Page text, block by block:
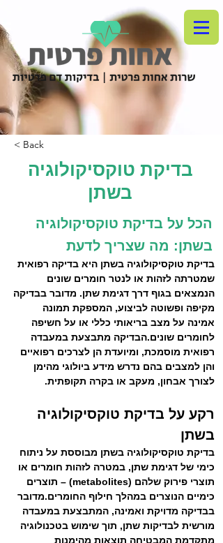
< Back
בדיקת טוקסיקולוגיה
בשתן
הכל על בדיקת טוקסיקולוגיה
בשתן: מה שצריך לדעת
בדיקת טוקסיקולוגיה בשתן היא בדיקה רפואית
שמטרתה לזהות או לנטר חומרים שונים
הנמצאים בגוף דרך דגימת שתן. מדובר בבדיקה
מקיפה ופשוטה לביצוע, המספקת תמונה
אמינה על מצב בריאותי כללי או על חשיפה
לחומרים שונים.הבדיקה מתבצעת במעבדה
רפואית מוסמכת, ומיועדת הן לצרכים רפואיים
והן למצבים בהם נדרש מידע ביולוגי מהימן
לצורך אבחון, מעקב או בקרה תקופתית.
רקע על בדיקת טוקסיקולוגיה
בשתן
בדיקת טוקסיקולוגיה בשתן מבוססת על ניתוח
כימי של דגימת שתן, במטרה לזהות חומרים או
תוצרי פירוק שלהם (metabolites) – תוצרים
כימיים הנוצרים במהלך חילוף החומרים.מדובר
בבדיקה מדויקת ואמינה, המתבצעת במעבדה
מורשית לבדיקות שתן, תוך שימוש בטכנולוגיה
מתקדמת המבטיחה תוצאות מהימנות